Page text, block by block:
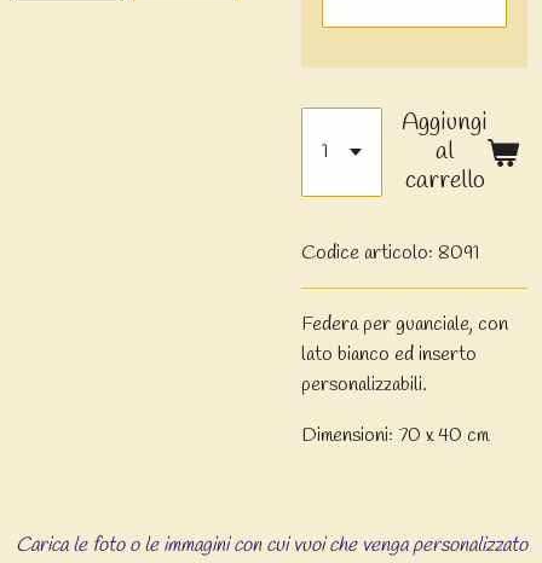
Aggiungi
al
carrello
Codice articolo: 8091
Federa per guanciale, con
lato bianco ed inserto
personalizzabili.
Dimensioni: 70 x 40 cm
Carica le foto o le immagini con cui vuoi che venga personalizzato